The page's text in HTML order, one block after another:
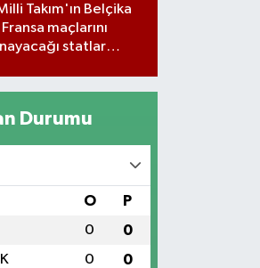
Takım'ın Belçika
maçlarını
statlar
Durumu
O P
0 0
0 0